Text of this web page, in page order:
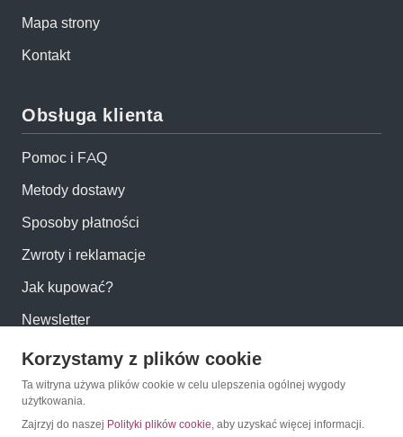
Mapa strony
Kontakt
Obsługa klienta
Pomoc i FAQ
Metody dostawy
Sposoby płatności
Zwroty i reklamacje
Jak kupować?
Newsletter
Konto
Moje konto
Korzystamy z plików cookie
Ta witryna używa plików cookie w celu ulepszenia ogólnej wygody
użytkowania.
Zajrzyj do naszej Polityki plików cookie, aby uzyskać więcej informacji.